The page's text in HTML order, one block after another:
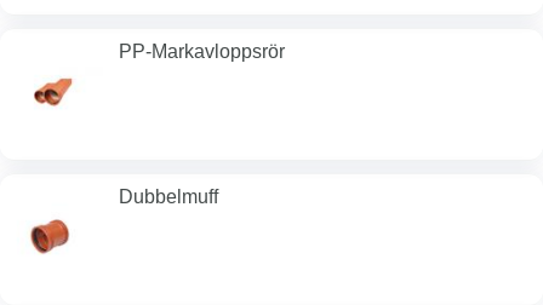
PP-Markavloppsrör
Dubbelmuff